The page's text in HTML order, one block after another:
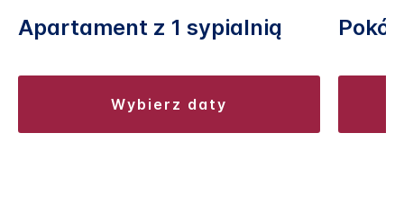
Apartament z 1 sypialnią
wybierz daty